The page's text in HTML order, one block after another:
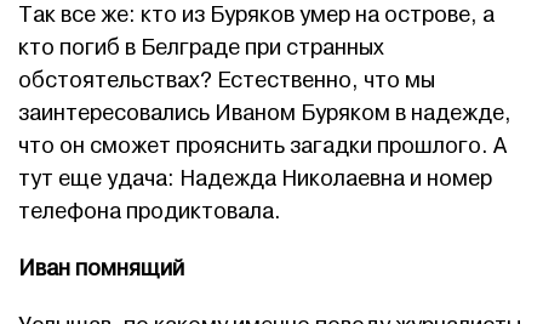
Так все же: кто из Буряков умер на острове, а
кто погиб в Белграде при странных
обстоятельствах? Естественно, что мы
заинтересовались Иваном Буряком в надежде,
что он сможет прояснить загадки прошлого. А
тут еще удача: Надежда Николаевна и номер
телефона продиктовала.
Иван помнящий